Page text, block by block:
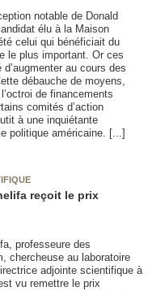
notable de Donald
élu à la Maison
celui qui bénéficiait du
le plus important. Or ces
d’augmenter au cours des
débauche de moyens,
de financements
comités d’action
à une inquiétante
politique américaine. [...]
reçoit le prix
professeure des
chercheuse au laboratoire
adjointe scientifique à
vu remettre le prix